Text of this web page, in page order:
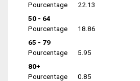
Pourcentage
22.13
50 - 64
Pourcentage
18.86
65 - 79
Pourcentage
5.95
80+
Pourcentage
0.85